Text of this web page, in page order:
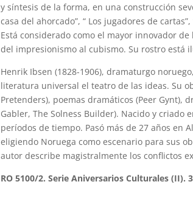
y síntesis de la forma, en una construcción
casa del ahorcado”, “ Los jugadores de
Está considerado como el mayor innovador
del impresionismo al cubismo. Su rostro está
Henrik Ibsen (1828-1906), dramaturgo
literatura universal el teatro de las ideas. Su
Pretenders), poemas dramáticos (Peer Gynt),
Gabler, The Solness Builder). Nacido y
períodos de tiempo. Pasó más de 27 años en
eligiendo Noruega como escenario para sus
autor describe magistralmente los conflictos
RO 5100/2. Serie Aniversarios Culturales (II).